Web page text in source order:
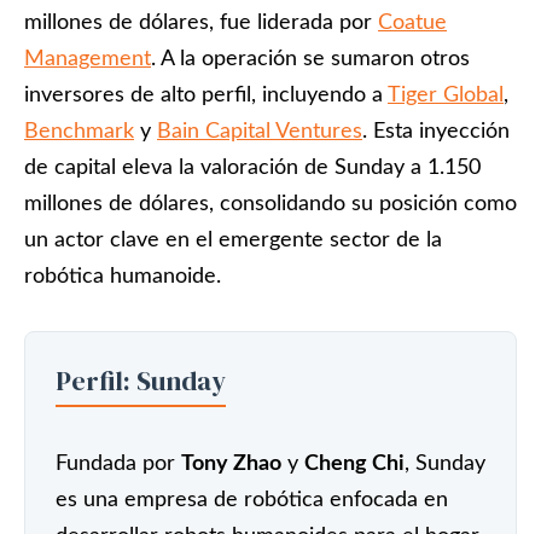
millones de dólares, fue liderada por Coatue
Management. A la operación se sumaron otros
inversores de alto perfil, incluyendo a
Tiger Global ,
Benchmark y Bain Capital Ventures. Esta inyección
de capital eleva la valoración de Sunday a 1.150
millones de dólares, consolidando su posición como
un actor clave en el emergente sector de la
robótica humanoide.
Perfil: Sunday
Fundada por Tony Zhao y Cheng Chi, Sunday
es una empresa de robótica enfocada en